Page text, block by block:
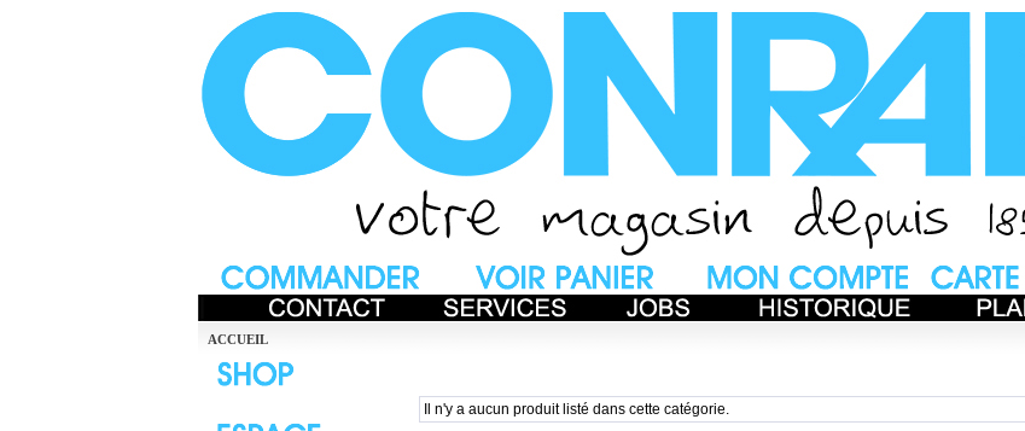
ACCUEIL
Il n'y a aucun produit listé dans cette catégorie.